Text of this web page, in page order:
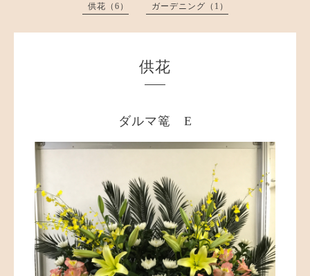
供花（6） ガーデニング（1）
供花
ダルマ篭 E